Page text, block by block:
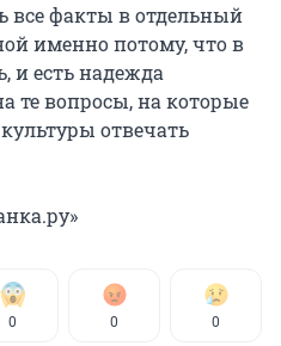
все факты в отдельный
именно потому, что в
и есть надежда
те вопросы, на которые
отвечать
0 0 0